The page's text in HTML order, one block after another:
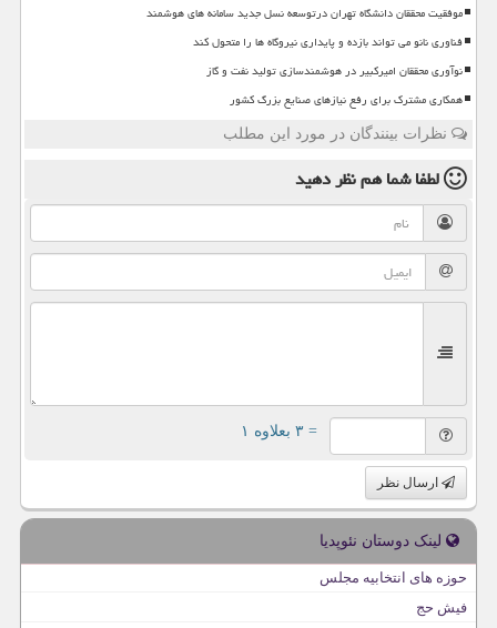
موفقیت محققان دانشگاه تهران درتوسعه نسل جدید سامانه های هوشمند
فناوری نانو می تواند بازده و پایداری نیروگاه ها را متحول کند
نوآوری محققان امیرکبیر در هوشمندسازی تولید نفت و گاز
همکاری مشترک برای رفع نیازهای صنایع بزرگ کشور
نظرات بینندگان در مورد این مطلب
لطفا شما همنظر دهید
= ۳ بعلاوه ۱
ارسال نظر
لینک دوستان نئوپدیا
حوزه های انتخابیه مجلس
فیش حج